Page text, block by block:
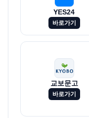
YES24
바로가기
교보문고
바로가기